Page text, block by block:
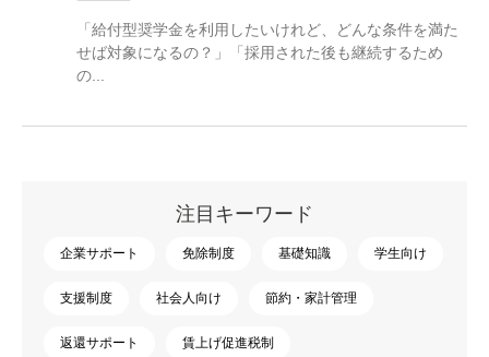
「給付型奨学金を利用したいけれど、どんな条件を満た
せば対象になるの？」「採用された後も継続するため
の...
注目キーワード
企業サポート 免除制度 基礎知識 学生向け
支援制度 社会人向け 節約・家計管理
返還サポート 賃上げ促進税制